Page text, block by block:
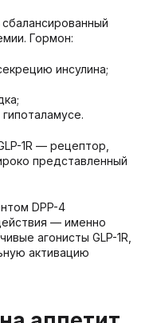
Гормон:
инсулина;
1R — рецептор,
представленный
DPP-4
— именно
агонисты GLP-1R,
активацию